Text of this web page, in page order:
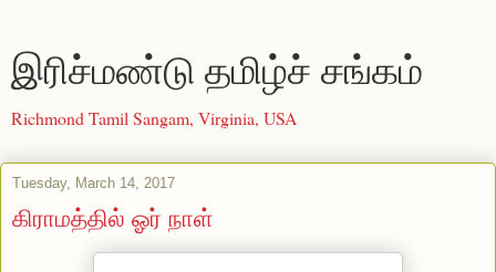
இரிச்மண்டு தமிழ்ச் சங்கம்
Richmond Tamil Sangam, Virginia, USA
Tuesday, March 14, 2017
கிராமத்தில் ஓர் நாள்